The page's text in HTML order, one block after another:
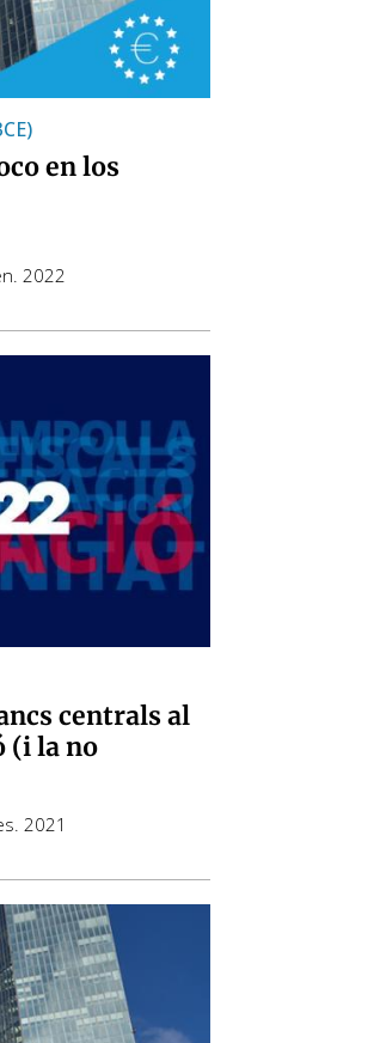
en los
2022
centrals al
(i la no
2021